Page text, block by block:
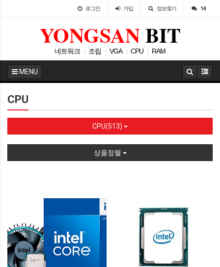
로그인 가입 정보찾기 14
YONGSANBIT
네트워크 조립 VGA CPU RAM
MENU
CPU
CPU(513)
상품정렬